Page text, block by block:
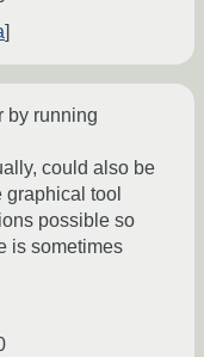
by running
could also be
graphical tool
possible so
is sometimes